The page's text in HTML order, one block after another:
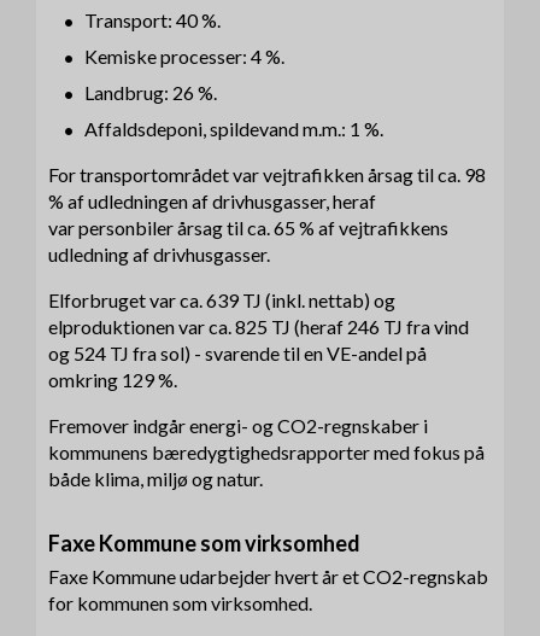
Transport: 40 %.
Kemiske processer: 4 %.
Landbrug: 26 %.
Affaldsdeponi, spildevand m.m.: 1 %.
For transportområdet var vejtrafikken årsag til ca. 98
% af udledningen af drivhusgasser, heraf
var personbiler årsag til ca. 65 % af vejtrafikkens
udledning af drivhusgasser.
Elforbruget var ca. 639 TJ (inkl. nettab) og
elproduktionen var ca. 825 TJ (heraf 246 TJ fra vind
og 524 TJ fra sol) - svarende til en VE-andel på
omkring 129 %.
Fremover indgår energi- og CO2-regnskaber i
kommunens bæredygtighedsrapporter med fokus på
både klima, miljø og natur.
Faxe Kommune som virksomhed
Faxe Kommune udarbejder hvert år et CO2-regnskab
for kommunen som virksomhed.